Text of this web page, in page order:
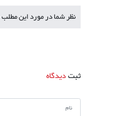
نظر شما در مورد این
ثبتدیدگاه